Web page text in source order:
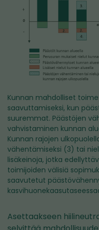
Kunnan mahdolliset
saavuttamiseksi, kun
suuremmat. Päästöjen
vahvistaminen kunnan
Kunnan rajojen
vähentämiseksi (3) tai
lisäkeinoja, jotka
toimijoiden välisiä
saavutetut
Asettaakseen